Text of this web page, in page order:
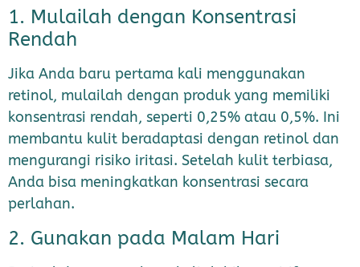
1. Mulailah dengan Konsentrasi
Rendah
Jika Anda baru pertama kali menggunakan
retinol, mulailah dengan produk yang memiliki
konsentrasi rendah, seperti 0,25% atau 0,5%. Ini
membantu kulit beradaptasi dengan retinol dan
mengurangi risiko iritasi. Setelah kulit terbiasa,
Anda bisa meningkatkan konsentrasi secara
perlahan.
2. Gunakan pada Malam Hari